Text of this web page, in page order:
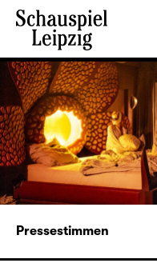
Pressestimmen